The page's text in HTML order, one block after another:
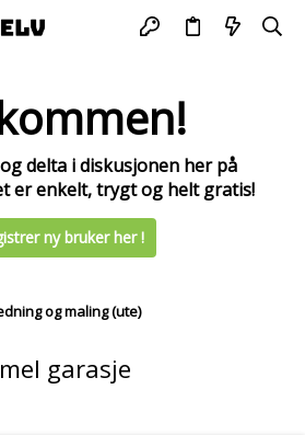
delta i diskusjonen her på
er enkelt, trygt og helt gratis!
ny bruker her !
og maling (ute)
garasje